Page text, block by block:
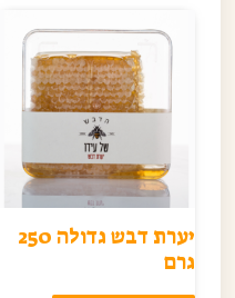
יערת דבש גדולה 250
גרם